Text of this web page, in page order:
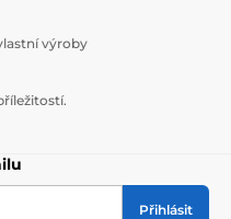
výroby
Přihlásit